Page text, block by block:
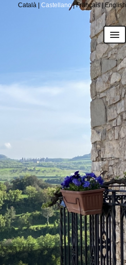
Català Castellano| Français | English
La Farraja
precios y calendario
regala Cal Farrés
cómo llegar
FAQs